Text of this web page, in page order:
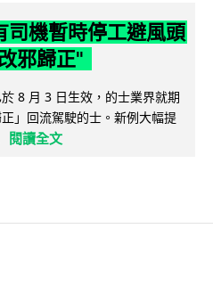
司機暫時停工避風頭
邪歸正"
8 月 3 日生效，的士業界就期
」回流駕駛的士。新例大幅提
閱讀全文